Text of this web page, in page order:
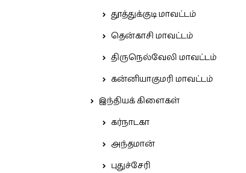
தூத்துக்குடி மாவட்டம்
தென்காசி மாவட்டம்
திருநெல்வேலி மாவட்டம்
கன்னியாகுமரி மாவட்டம்
இந்தியக் கிளைகள்
கர்நாடகா
அந்தமான்
புதுச்சேரி